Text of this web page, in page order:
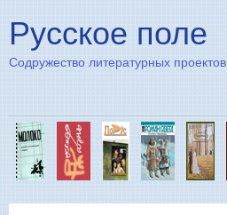
Русское поле
Содружество литературных проектов